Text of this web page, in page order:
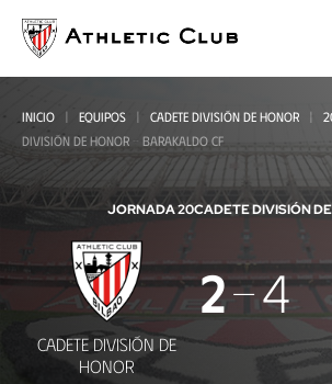
contenido
principal
INICIO EQUIPOS CADETE DIVISIÓN DE HONOR
DIVISIÓN DE HONOR - BARAKALDO CF
JORNADA 20CADETE DIVISIÓN
Cadete
División
de
Honor
CADETE DIVISIÓN DE
HONOR
2 4